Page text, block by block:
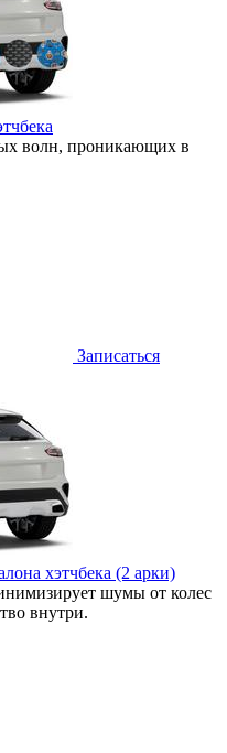
волн, проникающих в
Записаться
хэтчбека (2 арки)
шумы от колес
внутри.